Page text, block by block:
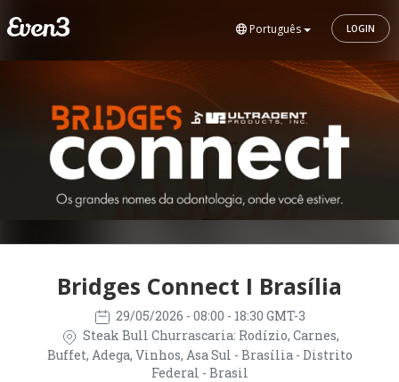
Português LOGIN
Bridges Connect I Brasília
29/05/2026 - 08:00 - 18:30 GMT-3
Steak Bull Churrascaria: Rodízio, Carnes,
Buffet, Adega, Vinhos, Asa Sul - Brasília - Distrito
Federal - Brasil